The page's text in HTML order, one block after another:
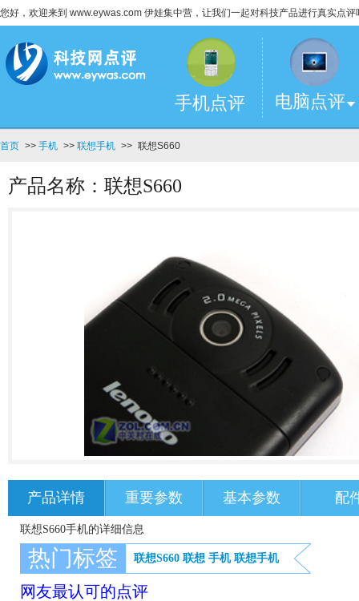
您好，欢迎来到 www.eywas.com 伊娃集中营，让我们一起对科技产品进行真实点评
手机点评 电脑点评
首页 >> 手机 >> 联想手机 >> 联想S660
产品名称：联想S660
产品详情 重要参数 基本参数 配
联想S660手机的详细信息
热门标签 联想S660 联想 手机 联想手机
网友最认可的点评